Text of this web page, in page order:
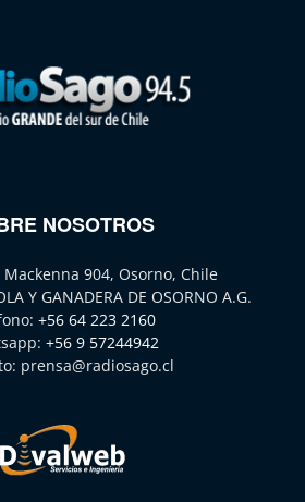
NOSOTROS
Mackenna 904, Osorno, Chile
Y GANADERA DE OSORNO A.G.
+56 64 223 2160
+56 9 57244942
prensa@radiosago.cl